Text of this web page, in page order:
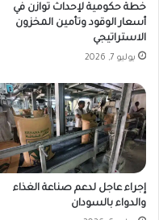
خطة حكومية لإحداث توازن في
أسعار الوقود وتأمين المخزون
الاستراتيجي
يوليو 7, 2026
إجراء عاجل لدعم صناعة الغذاء
والدواء بالسودان